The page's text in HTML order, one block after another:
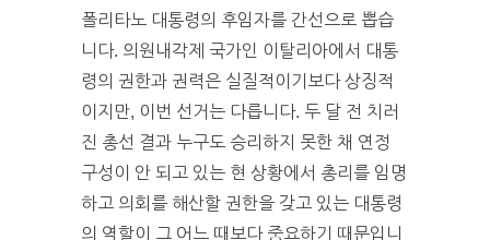
폴리타노 대통령의 후임자를 간선으로 뽑습
니다. 의원내각제 국가인 이탈리아에서 대통
령의 권한과 권력은 실질적이기보다 상징적
이지만, 이번 선거는 다릅니다. 두 달 전 치러
진 총선 결과 누구도 승리하지 못한 채 연정
구성이 안 되고 있는 현 상황에서 총리를 임명
하고 의회를 해산할 권한을 갖고 있는 대통령
의 역할이 그 어느 때보다 중요하기 때문입니